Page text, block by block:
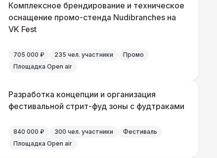
Р В корзину
Комплексное брендирование и техническое
оснащение промо-стенда Nudibranches на
VK Fest
705 000 ₽ 235 чел. участники
Промо
Площадка Open air
Разработка концепции и организация
фестивальной стрит-фуд зоны с фудтраками
840 000 ₽ 300 чел. участники
Фестиваль
Площадка Open air